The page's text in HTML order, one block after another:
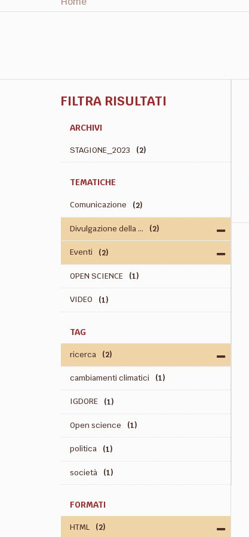
FILTRA RISULTATI
ARCHIVI
STAGIONE_2023 (2)
TEMATICHE
Comunicazione (2)
Divulgazione della ... (2)
Eventi (2)
OPEN SCIENCE (1)
VIDEO (1)
TAG
ricerca (2)
cambiamenti climatici (1)
IGDORE (1)
Open science (1)
politica (1)
società (1)
FORMATI
HTML (2)